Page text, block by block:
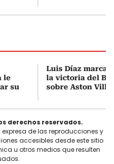
le
su
Luis Díaz marca
la victoria del
sobre Aston
derechos reservados.
expresa de las reproducciones y
accesibles desde este sitio
u otros medios que resulten